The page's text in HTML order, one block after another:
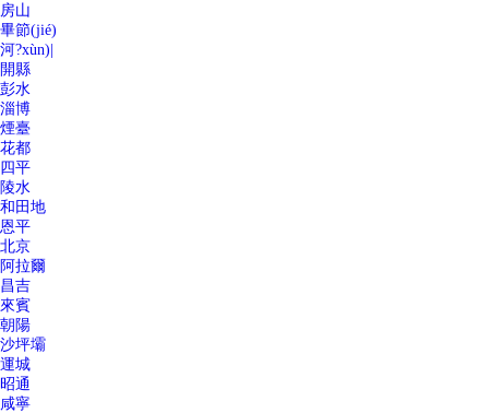
房山
畢節(jié)
河?xùn)|
開縣
彭水
淄博
煙臺
花都
四平
陵水
和田地
恩平
北京
阿拉爾
昌吉
來賓
朝陽
沙坪壩
運城
昭通
咸寧